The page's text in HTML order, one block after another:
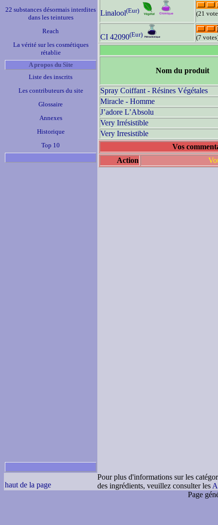
22 substances désormais interdites
dans les teintures
Reach
La vérité sur les cosmétiques
rétablie
A propos du Site
Liste des inscrits
Les contributeurs du site
Glossaire
Annexes
Historique
Top 10
Linalool(Eur) (21
CI 42090(Eur) (7
Nom du produit
Spray Coiffant - Résines Végétales
Miracle - Homme
J’adore L’Absolu
Very Irrésistible
Very Irresistible
Vos
Action
haut de la page
Pour plus d'informations sur les
des ingrédients, veuillez consulter les
Page